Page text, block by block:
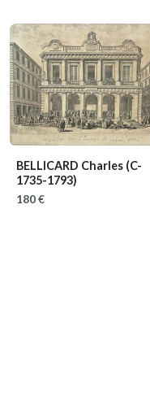
BELLICARD Charles (C-
1735-1793)
180 €